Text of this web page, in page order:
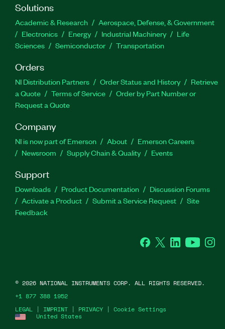
Solutions
Academic & Research
Aerospace, Defense, & Government
Electronics
Energy Industrial Machinery
Life
Sciences
Semiconductor Transportation
Orders
NI Distribution Partners Order Status and History
Retrieve
a Quote
Terms of Service
Order by Part Number or
Request a Quote
Company
NI is now part of Emerson About
Emerson Careers
Newsroom
Supply Chain & Quality Events
Support
Downloads Product Documentation
Discussion Forums
Activate a Product
Submit a Service Request
Site
Feedback
Facebook
Twitter LinkedInYouTube
United States
LEGAL | IMPRINT | PRIVACY | Cookie Settings
© 2026 NATIONAL INSTRUMENTS CORP. ALL RIGHTS RESERVED.
+1 877 388 1952